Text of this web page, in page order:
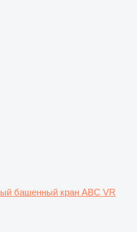
башенный кран ABC VR